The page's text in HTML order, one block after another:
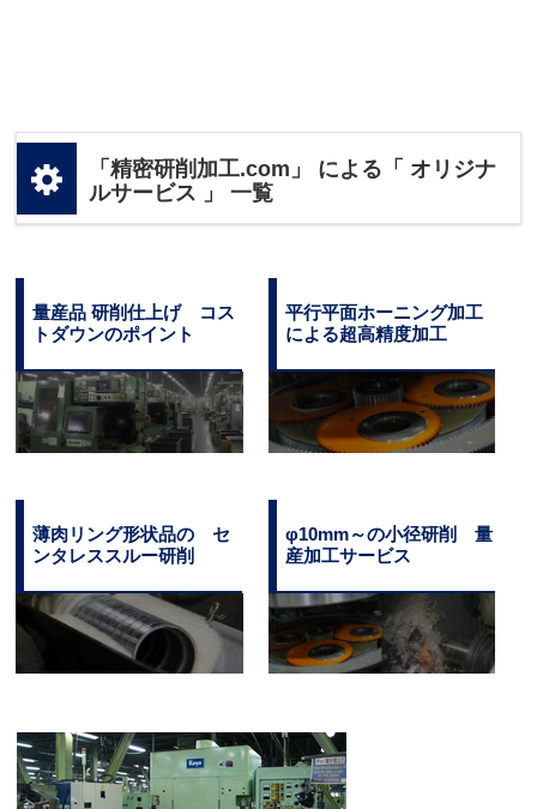
「精密研削加工.com」 による「 オリジナ
ルサービス 」 一覧
量産品 研削仕上げ コス
トダウンのポイント
平行平面ホーニング加工
による超高精度加工
薄肉リング形状品の セ
ンタレススルー研削
φ10mm～の小径研削 量
産加工サービス